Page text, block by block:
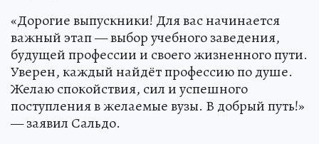
«Дорогие выпускники! Для вас начинается
важный этап — выбор учебного заведения,
будущей профессии и своего жизненного пути.
Уверен, каждый найдёт профессию по душе.
Желаю спокойствия, сил и успешного
поступления в желаемые вузы. В добрый путь!»
— заявил Сальдо.